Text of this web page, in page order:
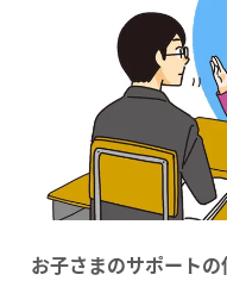
お子さまのサポート